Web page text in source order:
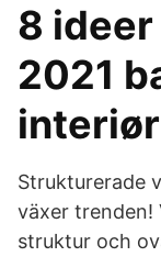
8
2021
Strukturerade
växer trenden!
struktur och